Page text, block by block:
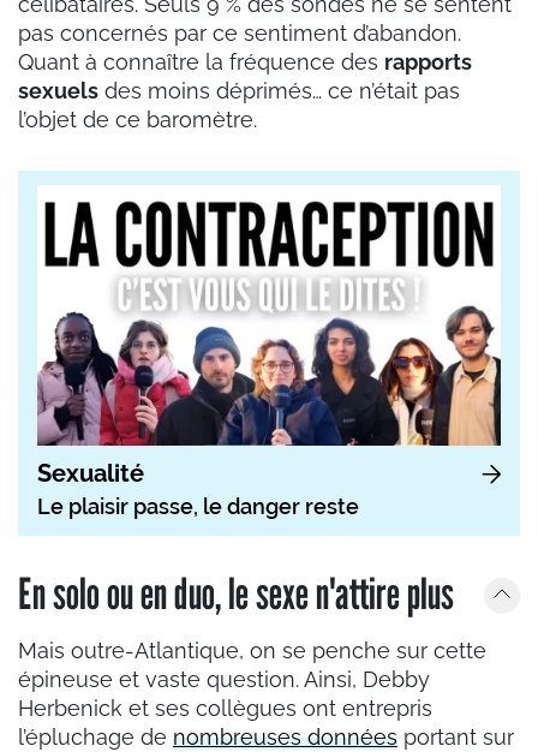
pas concernés par ce sentiment d’abandon.
Quant à connaître la fréquence des rapports
sexuels des moins déprimés… ce n’était pas
l’objet de ce baromètre.
Sexualité
Le plaisir passe, le danger reste
En solo ou en duo, le sexe n'attire plus
Mais outre-Atlantique, on se penche sur cette
épineuse et vaste question. Ainsi, Debby
Herbenick et ses collègues ont entrepris
l’épluchage de nombreuses données portant sur